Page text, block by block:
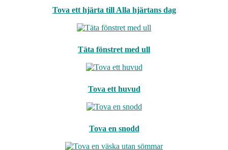
Tova ett hjärta till Alla hjärtans dag
Täta fönstret med ull
Tova ett huvud
Tova en snodd